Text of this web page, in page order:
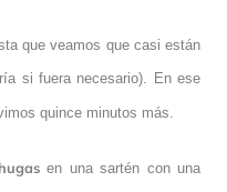
que veamos que casi están
si fuera necesario). En ese
quince minutos más.
en una sartén con una